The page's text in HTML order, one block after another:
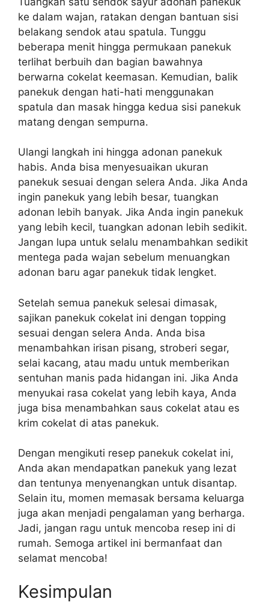
ke dalam wajan, ratakan dengan bantuan sisi
belakang sendok atau spatula. Tunggu
beberapa menit hingga permukaan panekuk
terlihat berbuih dan bagian bawahnya
berwarna cokelat keemasan. Kemudian, balik
panekuk dengan hati-hati menggunakan
spatula dan masak hingga kedua sisi panekuk
matang dengan sempurna.
Ulangi langkah ini hingga adonan panekuk
habis. Anda bisa menyesuaikan ukuran
panekuk sesuai dengan selera Anda. Jika Anda
ingin panekuk yang lebih besar, tuangkan
adonan lebih banyak. Jika Anda ingin panekuk
yang lebih kecil, tuangkan adonan lebih sedikit.
Jangan lupa untuk selalu menambahkan sedikit
mentega pada wajan sebelum menuangkan
adonan baru agar panekuk tidak lengket.
Setelah semua panekuk selesai dimasak,
sajikan panekuk cokelat ini dengan topping
sesuai dengan selera Anda. Anda bisa
menambahkan irisan pisang, stroberi segar,
selai kacang, atau madu untuk memberikan
sentuhan manis pada hidangan ini. Jika Anda
menyukai rasa cokelat yang lebih kaya, Anda
juga bisa menambahkan saus cokelat atau es
krim cokelat di atas panekuk.
Dengan mengikuti resep panekuk cokelat ini,
Anda akan mendapatkan panekuk yang lezat
dan tentunya menyenangkan untuk disantap.
Selain itu, momen memasak bersama keluarga
juga akan menjadi pengalaman yang berharga.
Jadi, jangan ragu untuk mencoba resep ini di
rumah. Semoga artikel ini bermanfaat dan
selamat mencoba!
Kesimpulan